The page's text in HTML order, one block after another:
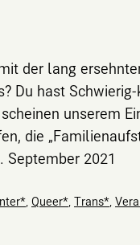
der lang
Du hast
unserem
die
September 2021
, Queer*, Trans*,